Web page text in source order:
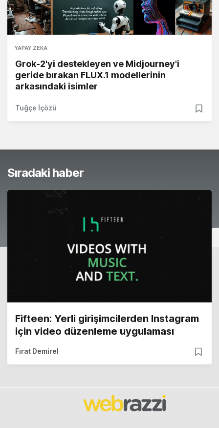
YAPAY ZEKA
Grok-2'yi destekleyen ve Midjourney'i
geride bırakan FLUX.1 modellerinin
arkasındaki isimler
Tuğçe İçözü
Sıradaki haber
Fifteen: Yerli girişimcilerden Instagram
için video düzenleme uygulaması
Fırat Demirel